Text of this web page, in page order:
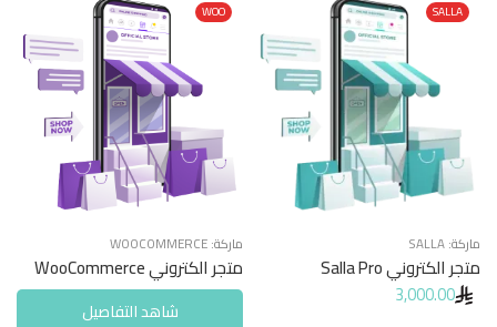
SALLA
ماركة:SALLA
متجر الكتروني Salla Pro
3,000.00
WOO
ماركة:WOOCOMMERCE
متجر الكتروني WooCommerce
شاهد التفاصيل